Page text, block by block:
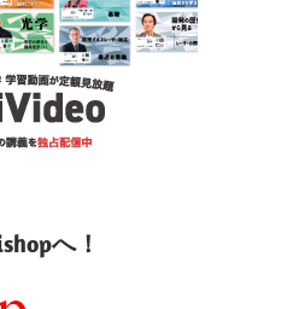
へ！